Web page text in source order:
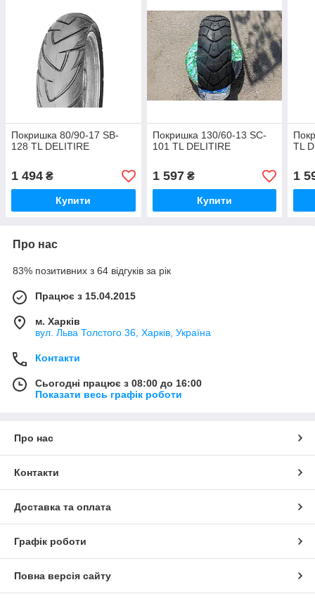
Покришка 80/90-17 SB-
128 TL DELITIRE
1 494 ₴
Купити
Покришка 130/60-13 SC-
101 TL DELITIRE
1 597₴
Купити
TL
1
Про нас
83% позитивних з 64 відгуків за рік
Працює з 15.04.2015
м. Харків
вул. Льва Толстого 36, Харків, Україна
Контакти
Сьогодні працює з 08:00 до 16:00
Показати весь графік роботи
Про нас
Контакти
Доставка та оплата
Графік роботи
Повна версія сайту